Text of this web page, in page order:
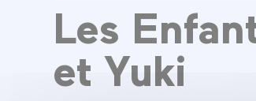
Les
et Yuki